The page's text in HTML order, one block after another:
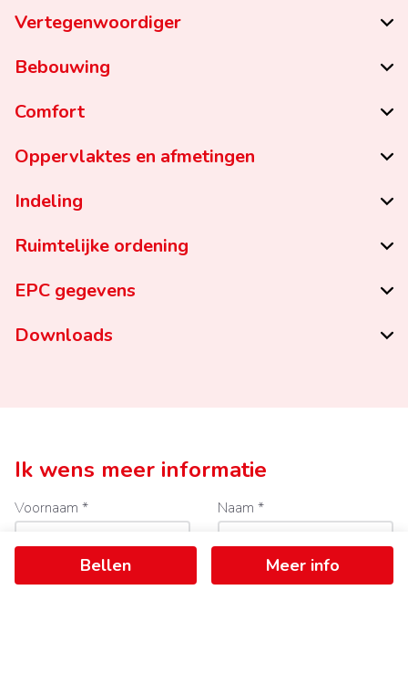
Bellen Meer info
Vertegenwoordiger
Bebouwing
Comfort
Oppervlaktes en afmetingen
Indeling
Ruimtelijke ordening
EPC gegevens
Downloads
Ik wens meer informatie
Voornaam * Naam *